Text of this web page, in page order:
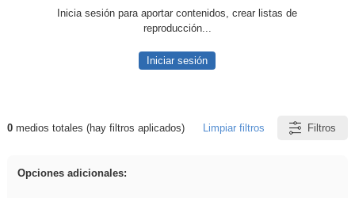
Inicia sesión para aportar contenidos, crear listas de
reproducción...
Iniciar sesión
Resultados de: plancha
0medios totales (hay filtros aplicados) Limpiar filtros Filtros
Opciones adicionales: